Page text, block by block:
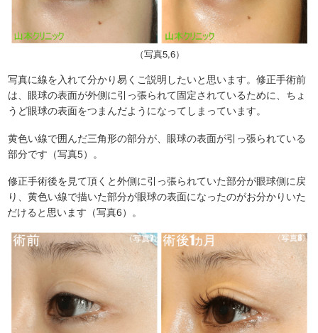
（写真5,6）
写真に線を入れて分かり易くご説明したいと思います。修正手術前
は、眼球の表面が外側に引っ張られて固定されているために、ちょ
うど眼球の表面をつまんだようになってしまっています。
黄色い線で囲んだ三角形の部分が、眼球の表面が引っ張られている
部分です（写真5）。
修正手術後を見て頂くと外側に引っ張られていた部分が眼球側に戻
り、黄色い線で描いた部分が眼球の表面になったのがお分かりいた
だけると思います（写真6）。